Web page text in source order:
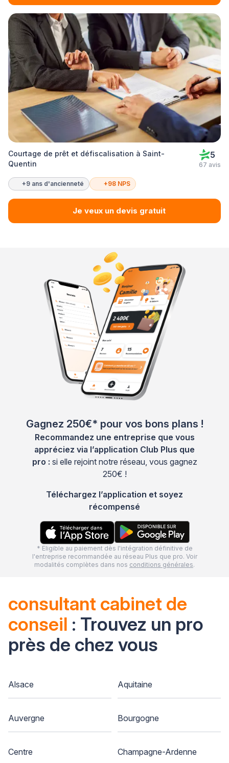
Courtage de prêt et défiscalisation à Saint-
Quentin
5
67 avis
+9 ans d'ancienneté +98 NPS
Je veux un devis gratuit
Gagnez 250€* pour vos bons plans !
Recommandez une entreprise que vous
appréciez via l’application Club Plus que
pro : si elle rejoint notre réseau, vous gagnez
250€ !
Téléchargez l’application et soyez
récompensé
* Eligible au paiement dès l'intégration définitive de
l'entreprise recommandée au réseau Plus que pro. Voir
modalités complètes dans nos conditions générales.
consultant cabinet de
conseil : Trouvez un pro
près de chez vous
Alsace Aquitaine
Auvergne Bourgogne
Centre Champagne-Ardenne